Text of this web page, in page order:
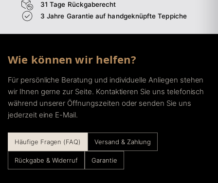
31 Tage Rückgaberecht
3 Jahre Garantie auf handgeknüpfte Teppiche
Wie können wir helfen?
Für persönliche Beratung und individuelle Anliegen stehen
wir Ihnen gerne zur Seite. Kontaktieren Sie uns telefonisch
während unserer Öffnungszeiten oder senden Sie uns
jederzeit eine E-Mail.
Häufige Fragen (FAQ) Versand & Zahlung
Rückgabe & Widerruf Garantie